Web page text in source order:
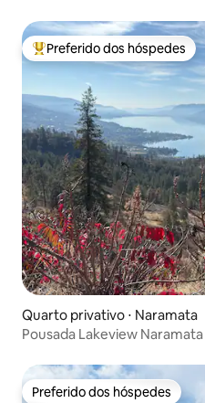
Entre os melhores
Preferido dos hóspedes
Quarto privativo ⋅ Naramata
Pousada Lakeview
Preferido dos hóspedes
Preferido dos hóspedes